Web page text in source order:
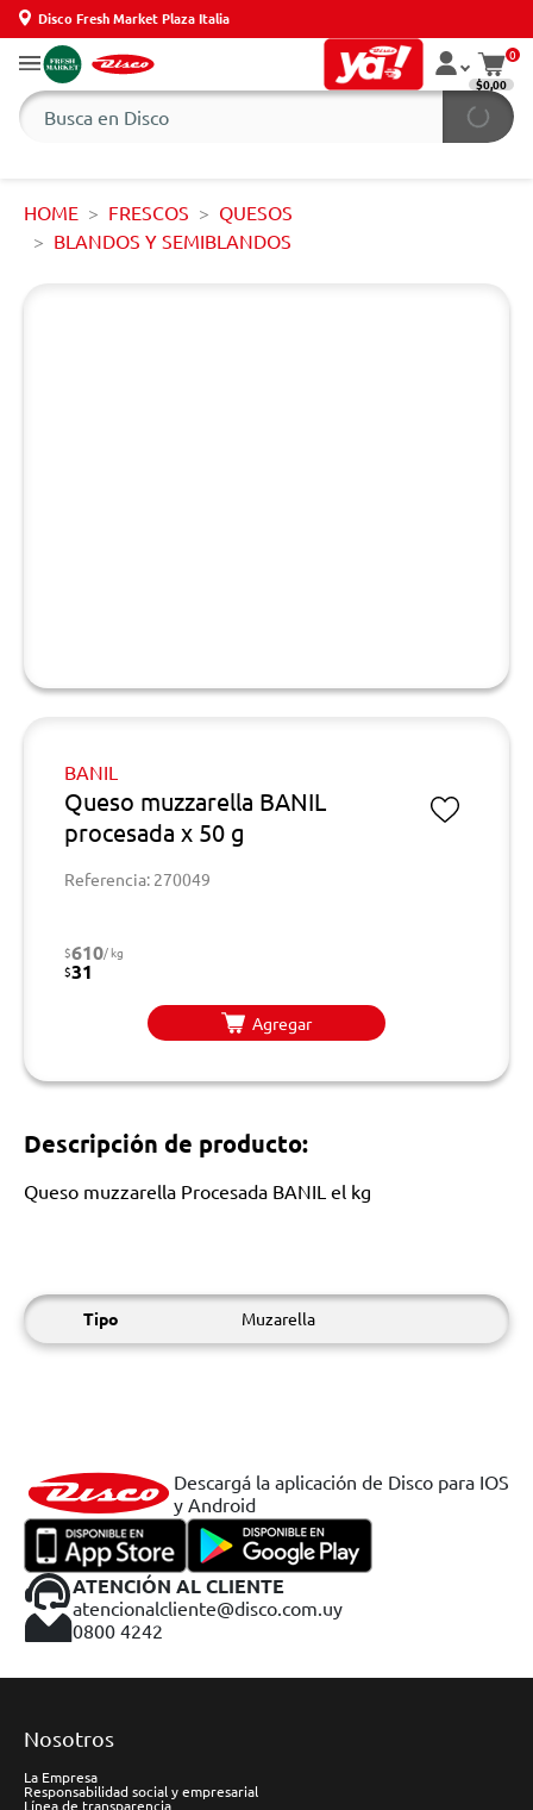
Disco Fresh Market Plaza Italia
0
$0,00
HOME FRESCOS
QUESOS
BLANDOS Y SEMIBLANDOS
BANIL
Queso muzzarella BANIL
procesada x 50 g
Referencia: 270049
$610/ kg
$31
Agregar
Descripción de producto:
Queso muzzarella Procesada BANIL el kg
Tipo Muzarella
Descargá la aplicación de Disco para IOS
y Android
ATENCIÓN AL CLIENTE
atencionalcliente@disco.com.uy
0800 4242
Nosotros
La Empresa
Responsabilidad social y empresarial
Línea de transparencia